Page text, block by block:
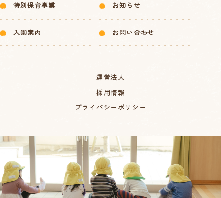
特別保育事業
入園案内
お知らせ
お問い合わせ
運営法人
採用情報
プライバシーポリシー